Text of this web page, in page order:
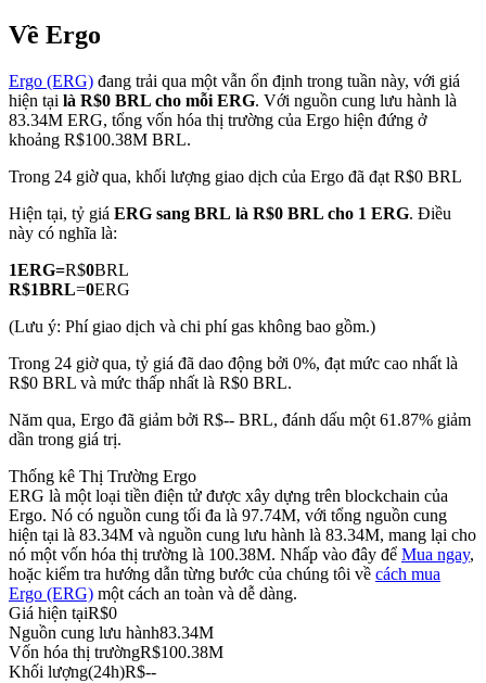
COIN-M Futures
Futures sử dụng token làm tài sản thế chấp
TradFi
Phái sinh cổ phiếu, ngoại hối, kim loại quý và hàng hóa
Futures sử dụng USDC làm tài sản thế chấp
Về Ergo
Ergo (ERG) đang trải qua một vẫn ổn định trong tuần này, với giá
hiện tại là R$0 BRL cho mỗi ERG. Với nguồn cung lưu hành là
83.34M ERG, tổng vốn hóa thị trường của Ergo hiện đứng ở
khoảng R$100.38M BRL.
Trong 24 giờ qua, khối lượng giao dịch của Ergo đã đạt R$0 BRL
Hiện tại, tỷ giá ERG sang BRL là R$0 BRL cho 1 ERG. Điều
này có nghĩa là:
1ERG=R$0BRL
R$1BRL=0ERG
(Lưu ý: Phí giao dịch và chi phí gas không bao gồm.)
Trong 24 giờ qua, tỷ giá đã dao động bởi 0%, đạt mức cao nhất là
R$0 BRL và mức thấp nhất là R$0 BRL.
Năm qua, Ergo đã giảm bởi R$-- BRL, đánh dấu một 61.87% giảm
dần trong giá trị.
Thống kê Thị Trường Ergo
ERG là một loại tiền điện tử được xây dựng trên blockchain của
Ergo. Nó có nguồn cung tối đa là 97.74M, với tổng nguồn cung
hiện tại là 83.34M và nguồn cung lưu hành là 83.34M, mang lại cho
nó một vốn hóa thị trường là 100.38M. Nhấp vào đây để Mua ngay,
hoặc kiểm tra hướng dẫn từng bước của chúng tôi về cách mua
Ergo (ERG) một cách an toàn và dễ dàng.
Giá hiện tạiR$0
Nguồn cung lưu hành83.34M
Vốn hóa thị trườngR$100.38M
Khối lượng(24h)R$--